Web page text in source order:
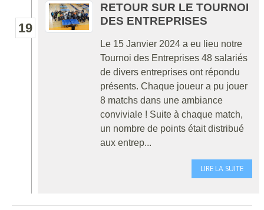
19
RETOUR SUR LE TOURNOI
DES ENTREPRISES
Le 15 Janvier 2024 a eu lieu notre
Tournoi des Entreprises 48 salariés
de divers entreprises ont répondu
présents. Chaque joueur a pu jouer
8 matchs dans une ambiance
conviviale ! Suite à chaque match,
un nombre de points était distribué
aux entrep...
LIRE LA SUITE